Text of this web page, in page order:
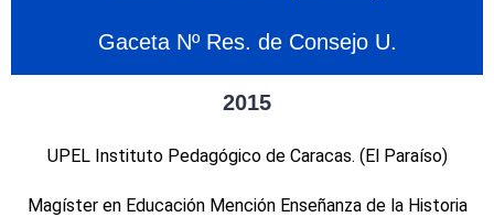
Gaceta Nº Res. de Consejo U.
2015
UPEL Instituto Pedagógico de Caracas. (El Paraíso)
Magíster en Educación Mención Enseñanza de la Historia